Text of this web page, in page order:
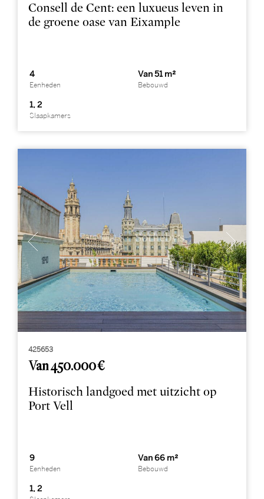
Consell de Cent: een luxueus leven in
de groene oase van Eixample
4
Eenheden
Van 51 m²
Bebouwd
1, 2
Slaapkamers
425653
Van 450.000 €
Historisch landgoed met uitzicht op
Port Vell
9
Eenheden
Van 66 m²
Bebouwd
1, 2